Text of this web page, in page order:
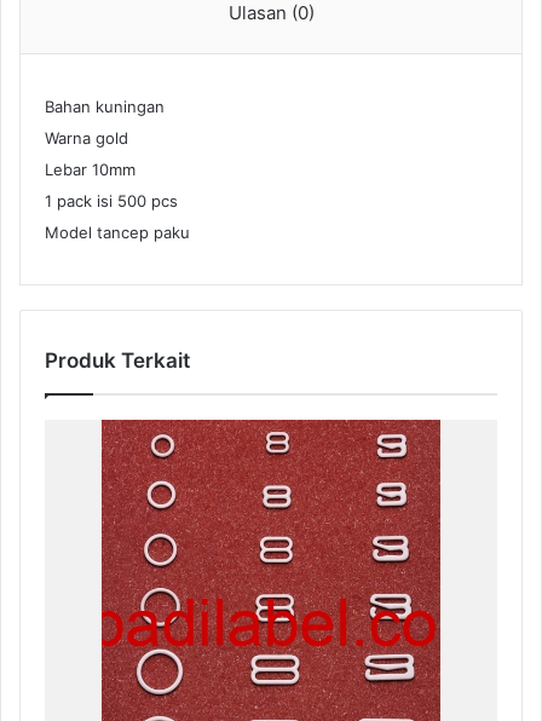
Ulasan (0)
Bahan kuningan
Warna gold
Lebar 10mm
1 pack isi 500 pcs
Model tancep paku
Produk Terkait